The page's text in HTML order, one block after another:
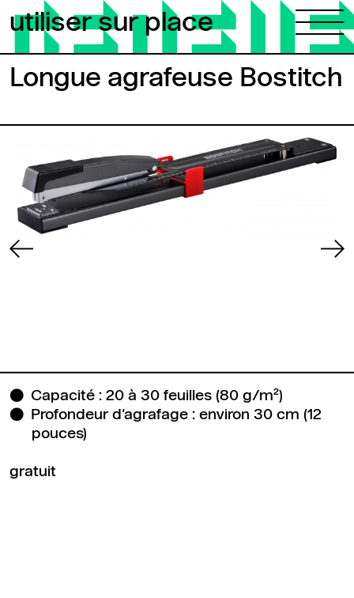
utiliser sur place
Longue agrafeuse Bostitch
Capacité : 20 à 30 feuilles (80 g/m²)
Profondeur d’agrafage : environ 30 cm (12
pouces)
gratuit